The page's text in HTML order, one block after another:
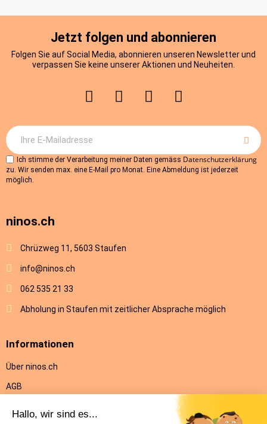
Jetzt folgen und abonnieren
Folgen Sie auf Social Media, abonnieren unseren Newsletter und
verpassen Sie keine unserer Aktionen und Neuheiten.
Ich stimme der Verarbeitung meiner Daten gemäss Datenschutzerklärung
zu. Wir senden max. eine E-Mail pro Monat. Eine Abmeldung ist jederzeit
möglich.
ninos.ch
Chrüzweg 11, 5603 Staufen
info@ninos.ch
062 535 21 33
Abholung in Staufen mit zeitlicher Absprache möglich
Informationen
Über ninos.ch
AGB